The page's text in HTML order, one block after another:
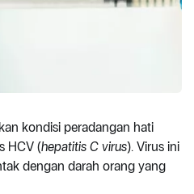
kondisi peradangan hati
HCV (hepatitis C virus). Virus ini
dengan darah orang yang